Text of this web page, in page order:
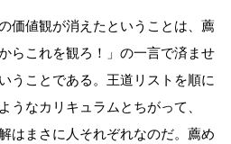
価値観が消えたということは、薦
らこれを観ろ！」の一言で済ませ
うことである。王道リストを順に
うなカリキュラムとちがって、
はまさに人それぞれなのだ。薦め